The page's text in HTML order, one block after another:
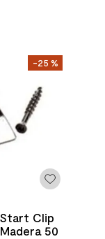
-25 %
Clip
50